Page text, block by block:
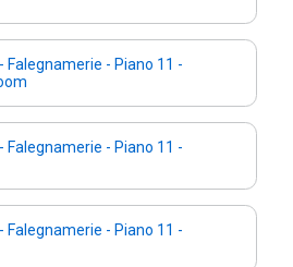
Falegnamerie - Piano 11 -
Falegnamerie - Piano 11 -
Falegnamerie - Piano 11 -